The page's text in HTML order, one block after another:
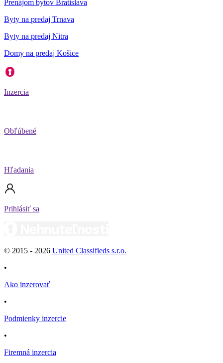
Prenájom bytov Bratislava
Byty na predaj Trnava
Byty na predaj Nitra
Domy na predaj Košice
Inzercia
Obľúbené
Hľadania
Prihlásiť sa
© 2015 - 2026 United Classifieds s.r.o.
•
Ako inzerovať
•
Podmienky inzercie
•
Firemná inzercia